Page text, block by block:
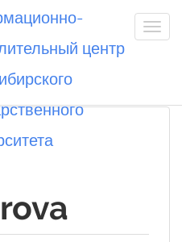
центр